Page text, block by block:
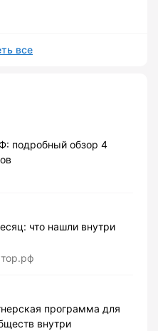
все
подробный обзор 4
что нашли внутри
программа для
внутри